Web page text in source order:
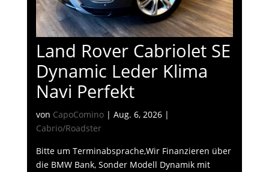
Land Rover Cabriolet SE
Dynamic Leder Klima
Navi Perfekt
von CapoComino| Aug. 6, 2026|
Cabrio/Roadster
Bitte um Terminabsprache,Wir Finanzieren über
die BMW Bank, Sonder Modell Dynamik mit